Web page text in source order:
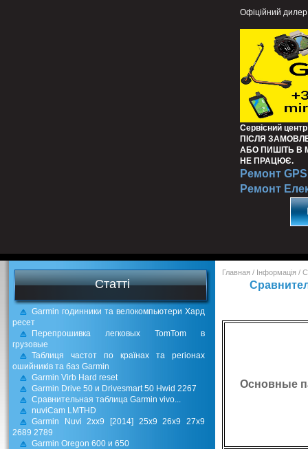
Офіційний дилер
Сервісний
ПІСЛЯ
АБО ПИШІТЬ В
НЕ ПРАЦЮЄ.
Ремонт GPS
Ремонт
Статті
Garmin годинники та велокомпьютери Хард
ресет
Перепрошивка легковых TomTom в
грузовые
Таблиця частот по країнах та регіонах
ошийників та баз Garmin
Garmin Virb Hard reset
Garmin Drive 50 и Drivesmart 50 Hwid 2267
Сравнительная таблица Garmin vivo...
nuviCam LMTHD
Garmin Nuvi 2xx9 [2014] 25x9 26x9 27x9
2689 2789
Garmin Oregon 600 и 650
Главная / Інформація /
Основные